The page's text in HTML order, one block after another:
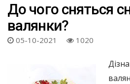
До чого сняться
валянки?
05-10-2021 1020